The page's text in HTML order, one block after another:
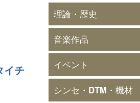
イチ
理論・歴史
音楽作品
イベント
シンセ・DTM・機材